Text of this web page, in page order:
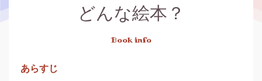
どんな絵本？
Book info
あらすじ